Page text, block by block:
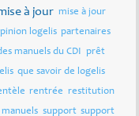
à jour mise à jour
logelis partenaires
manuels du CDI prêt
que savoir de logelis
rentrée restitution
support support